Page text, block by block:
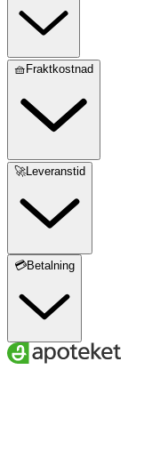
🧺Fraktkostnad
🚀Leveranstid
💳Betalning